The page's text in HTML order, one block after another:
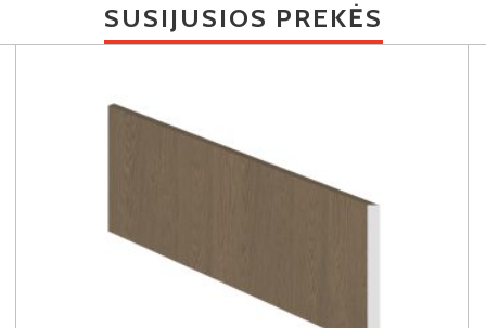
SUSIJUSIOS PREKĖS